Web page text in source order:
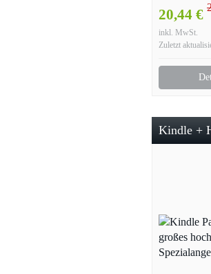
20,44 €
inkl. MwSt.
Zuletzt
Kindle +